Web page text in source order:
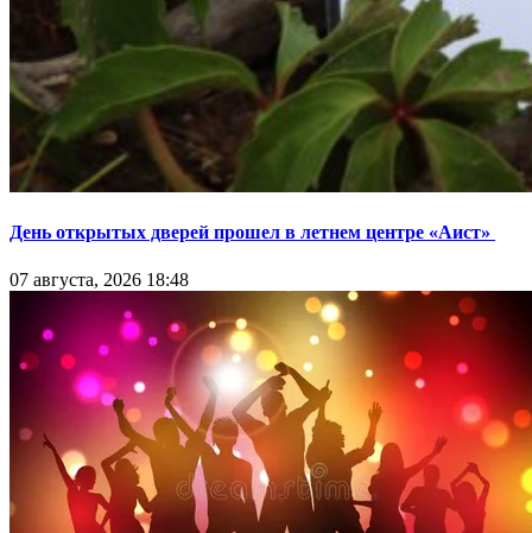
День открытых дверей прошел в летнем центре «Аист»
07 августа, 2026 18:48